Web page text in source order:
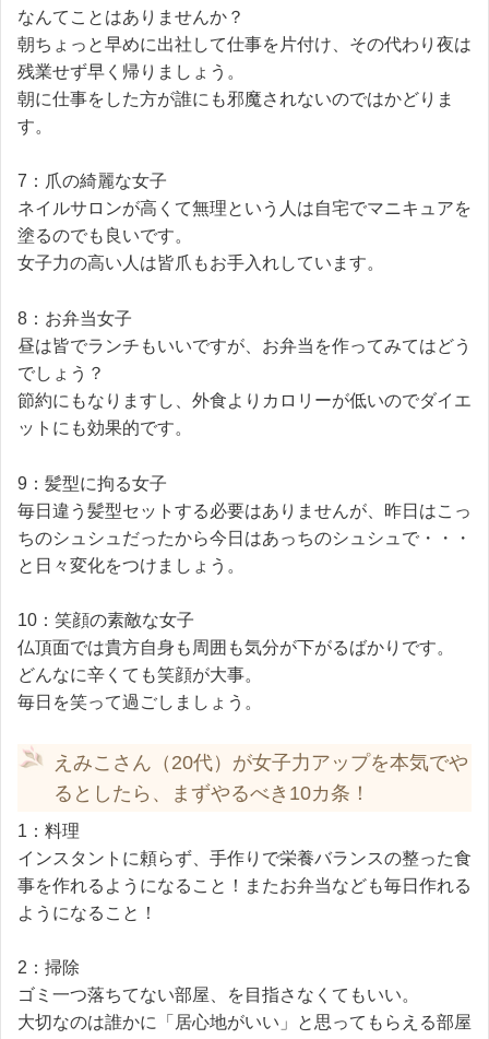
なんてことはありませんか？
朝ちょっと早めに出社して仕事を片付け、その代わり夜は
残業せず早く帰りましょう。
朝に仕事をした方が誰にも邪魔されないのではかどりま
す。
7：爪の綺麗な女子
ネイルサロンが高くて無理という人は自宅でマニキュアを
塗るのでも良いです。
女子力の高い人は皆爪もお手入れしています。
8：お弁当女子
昼は皆でランチもいいですが、お弁当を作ってみてはどう
でしょう？
節約にもなりますし、外食よりカロリーが低いのでダイエ
ットにも効果的です。
9：髪型に拘る女子
毎日違う髪型セットする必要はありませんが、昨日はこっ
ちのシュシュだったから今日はあっちのシュシュで・・・
と日々変化をつけましょう。
10：笑顔の素敵な女子
仏頂面では貴方自身も周囲も気分が下がるばかりです。
どんなに辛くても笑顔が大事。
毎日を笑って過ごしましょう。
えみこさん（20代）が女子力アップを本気でや
るとしたら、まずやるべき10カ条！
1：料理
インスタントに頼らず、手作りで栄養バランスの整った食
事を作れるようになること！またお弁当なども毎日作れる
ようになること！
2：掃除
ゴミ一つ落ちてない部屋、を目指さなくてもいい。
大切なのは誰かに「居心地がいい」と思ってもらえる部屋